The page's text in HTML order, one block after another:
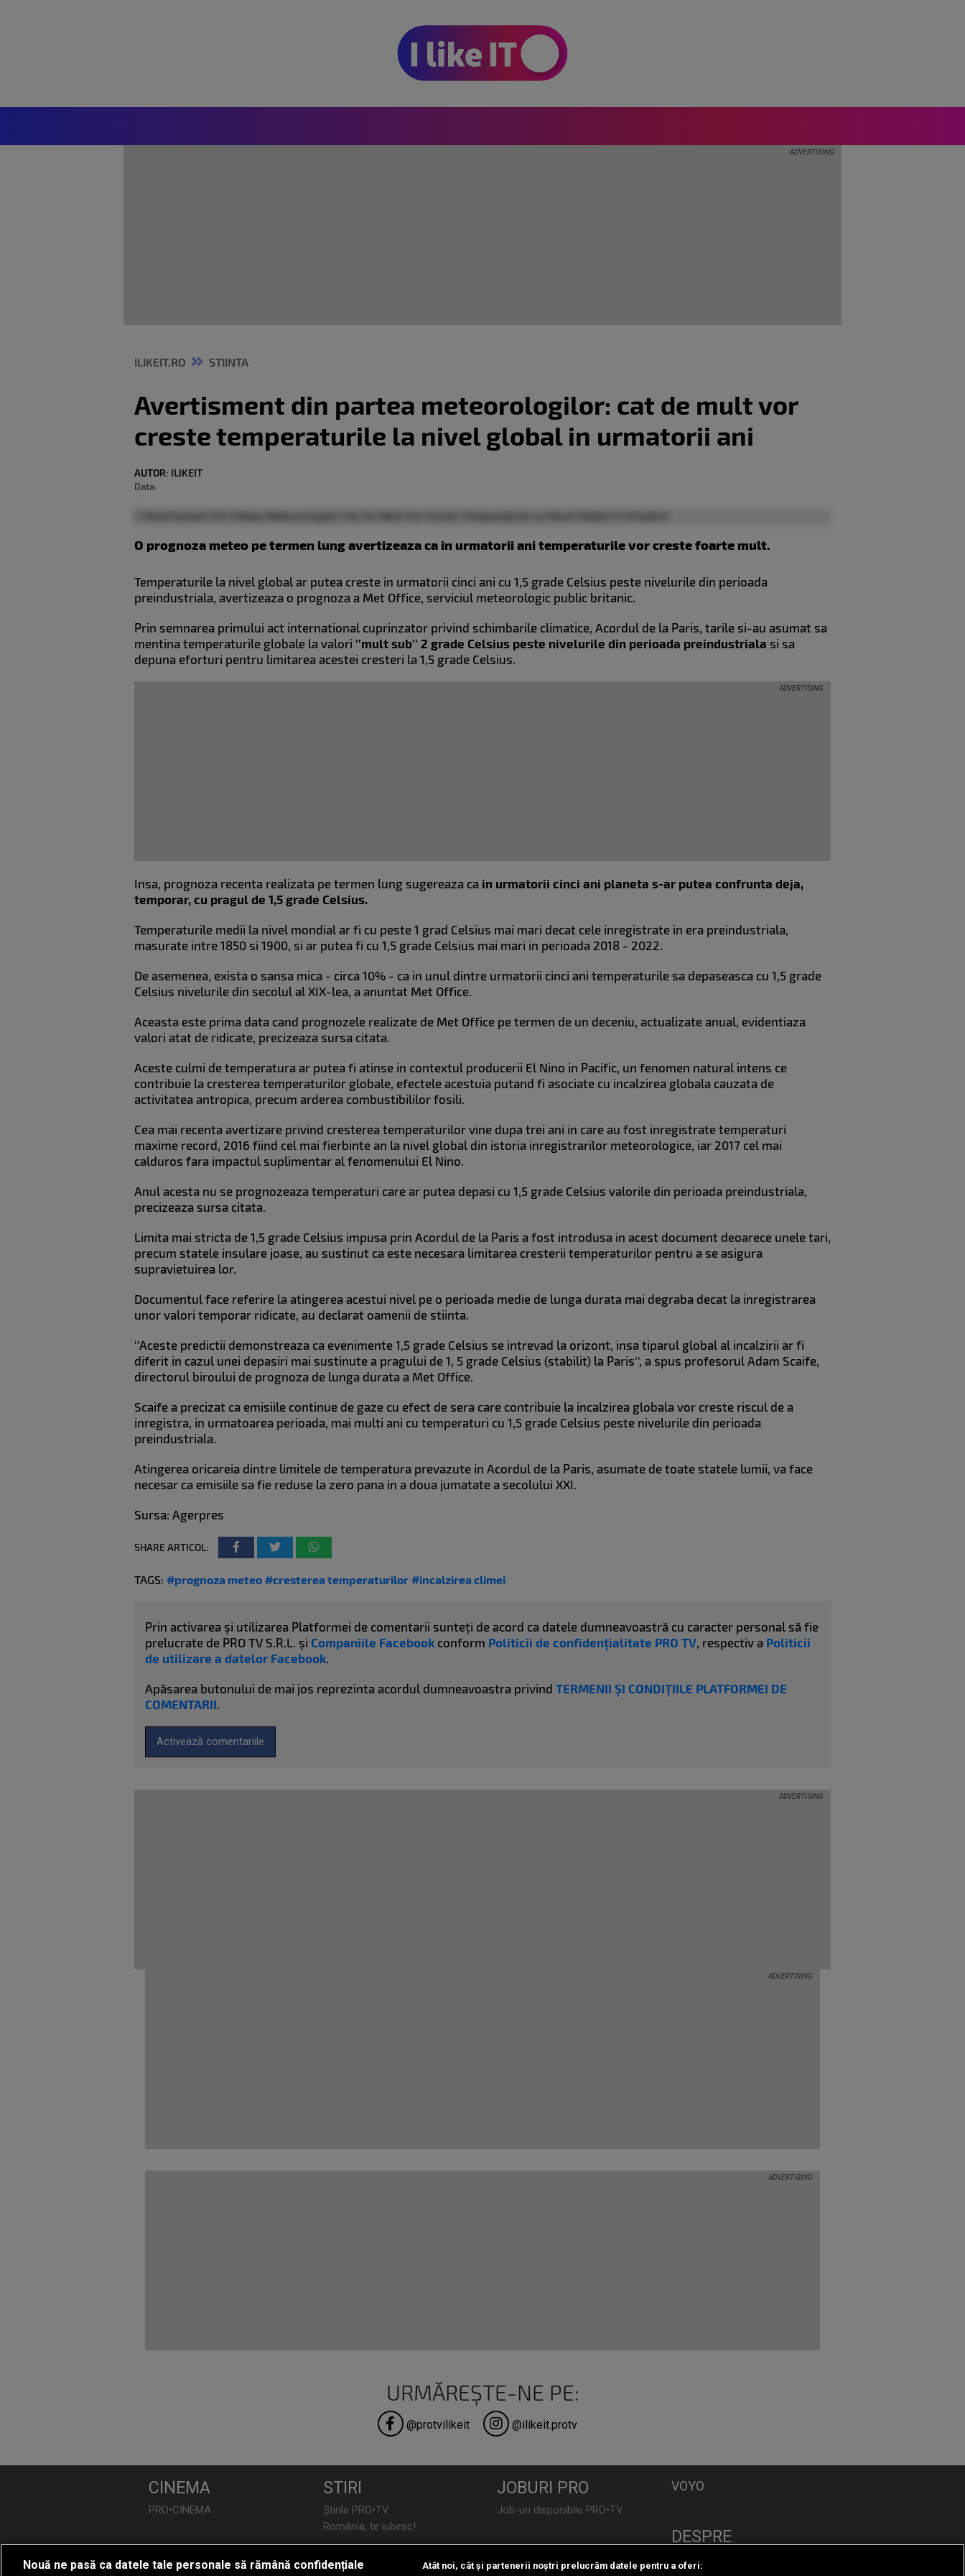
ILIKEIT.RO STIINTA
Avertisment din partea meteorologilor: cat de mult vor
creste temperaturile la nivel global in urmatorii ani
AUTOR: ILIKEIT
Data:
O prognoza meteo pe termen lung avertizeaza ca in urmatorii ani temperaturile vor creste foarte mult.
Temperaturile la nivel global ar putea creste in urmatorii cinci ani cu 1,5 grade Celsius peste nivelurile din perioada
preindustriala, avertizeaza o prognoza a Met Office, serviciul meteorologic public britanic.
Prin semnarea primului act international cuprinzator privind schimbarile climatice, Acordul de la Paris, tarile si-au asumat sa
mentina temperaturile globale la valori ''mult sub'' 2 grade Celsius peste nivelurile din perioada preindustriala si sa
depuna eforturi pentru limitarea acestei cresteri la 1,5 grade Celsius.
Insa, prognoza recenta realizata pe termen lung sugereaza ca in urmatorii cinci ani planeta s-ar putea confrunta deja,
temporar, cu pragul de 1,5 grade Celsius.
Temperaturile medii la nivel mondial ar fi cu peste 1 grad Celsius mai mari decat cele inregistrate in era preindustriala,
masurate intre 1850 si 1900, si ar putea fi cu 1,5 grade Celsius mai mari in perioada 2018 - 2022.
De asemenea, exista o sansa mica - circa 10% - ca in unul dintre urmatorii cinci ani temperaturile sa depaseasca cu 1,5 grade
Celsius nivelurile din secolul al XIX-lea, a anuntat Met Office.
Aceasta este prima data cand prognozele realizate de Met Office pe termen de un deceniu, actualizate anual, evidentiaza
valori atat de ridicate, precizeaza sursa citata.
Aceste culmi de temperatura ar putea fi atinse in contextul producerii El Nino in Pacific, un fenomen natural intens ce
contribuie la cresterea temperaturilor globale, efectele acestuia putand fi asociate cu incalzirea globala cauzata de
activitatea antropica, precum arderea combustibililor fosili.
Cea mai recenta avertizare privind cresterea temperaturilor vine dupa trei ani in care au fost inregistrate temperaturi
maxime record, 2016 fiind cel mai fierbinte an la nivel global din istoria inregistrarilor meteorologice, iar 2017 cel mai
calduros fara impactul suplimentar al fenomenului El Nino.
Anul acesta nu se prognozeaza temperaturi care ar putea depasi cu 1,5 grade Celsius valorile din perioada preindustriala,
precizeaza sursa citata.
Limita mai stricta de 1,5 grade Celsius impusa prin Acordul de la Paris a fost introdusa in acest document deoarece unele tari,
precum statele insulare joase, au sustinut ca este necesara limitarea cresterii temperaturilor pentru a se asigura
supravietuirea lor.
Documentul face referire la atingerea acestui nivel pe o perioada medie de lunga durata mai degraba decat la inregistrarea
unor valori temporar ridicate, au declarat oamenii de stiinta.
''Aceste predictii demonstreaza ca evenimente 1,5 grade Celsius se intrevad la orizont, insa tiparul global al incalzirii ar fi
diferit in cazul unei depasiri mai sustinute a pragului de 1, 5 grade Celsius (stabilit) la Paris'', a spus profesorul Adam Scaife,
directorul biroului de prognoza de lunga durata a Met Office.
Scaife a precizat ca emisiile continue de gaze cu efect de sera care contribuie la incalzirea globala vor creste riscul de a
inregistra, in urmatoarea perioada, mai multi ani cu temperaturi cu 1,5 grade Celsius peste nivelurile din perioada
preindustriala.
Atingerea oricareia dintre limitele de temperatura prevazute in Acordul de la Paris, asumate de toate statele lumii, va face
necesar ca emisiile sa fie reduse la zero pana in a doua jumatate a secolului XXI.
Sursa: Agerpres
SHARE ARTICOL:
TAGS: #prognoza meteo #cresterea temperaturilor #incalzirea climei
Prin activarea și utilizarea Platformei de comentarii sunteți de acord ca datele dumneavoastră cu caracter personal să fie
prelucrate de PRO TV S.R.L. și Companiile Facebook conform Politicii de confidențialitate PRO TV, respectiv a Politicii
de utilizare a datelor Facebook.
Apăsarea butonului de mai jos reprezinta acordul dumneavoastra privind TERMENII ȘI CONDIȚIILE PLATFORMEI DE
COMENTARII.
Activează comentariile
URMĂREȘTE-NE PE:
@protvilikeit @ilikeit.protv
CINEMA
PRO•CINEMA
DIVERTISMENT
STIRI
Știrile PRO•TV
România, te iubesc!
JOBURI PRO
Job-uri disponibile PRO•TV
LIFESTYLE
VOYO
DESPRE
Politica de Confidențialitate
Nouă ne pasă ca datele tale personale să rămână confidențiale Atât noi, cât și partenerii noștri prelucrăm datele pentru a oferi: